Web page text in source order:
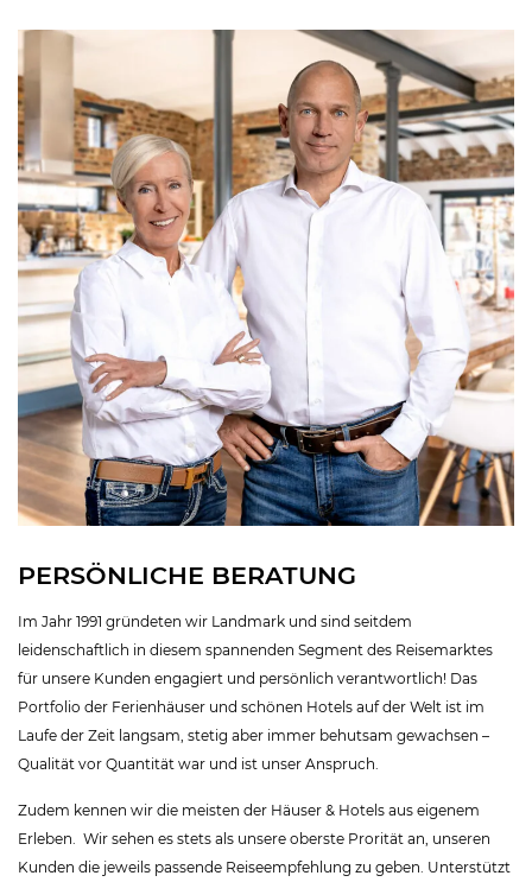
PERSÖNLICHE BERATUNG
Im Jahr 1991 gründeten wir Landmark und sind seitdem
leidenschaftlich in diesem spannenden Segment des Reisemarktes
für unsere Kunden engagiert und persönlich verantwortlich! Das
Portfolio der Ferienhäuser und schönen Hotels auf der Welt ist im
Laufe der Zeit langsam, stetig aber immer behutsam gewachsen –
Qualität vor Quantität war und ist unser Anspruch.
Zudem kennen wir die meisten der Häuser & Hotels aus eigenem
Erleben. Wir sehen es stets als unsere oberste Prorität an, unseren
Kunden die jeweils passende Reiseempfehlung zu geben. Unterstützt